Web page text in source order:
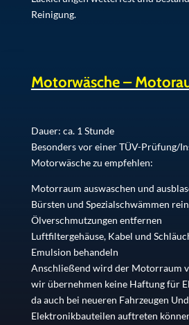
Reinigung.
Motorwäsche –
Dauer: ca. 1 Stunde
Besonders vor einer TÜV-Prüfung/
Motorwäsche zu empfehlen:
Motorraum auswaschen und
Bürsten und Spezialschwämmen
Ölverschmutzungen entfernen
Luftfiltergehäuse, Kabel und
Emulsion behandeln
Anschließend wird der Motorraum
wir übernehmen keine Haftung für
da auch bei neueren Fahrzeugen
Elektronikbauteilen auftreten